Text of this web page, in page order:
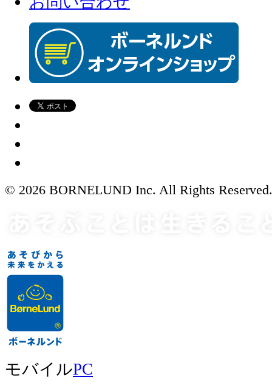
© 2026 BORNELUND Inc. All Rights Reserved.
モバイルPC